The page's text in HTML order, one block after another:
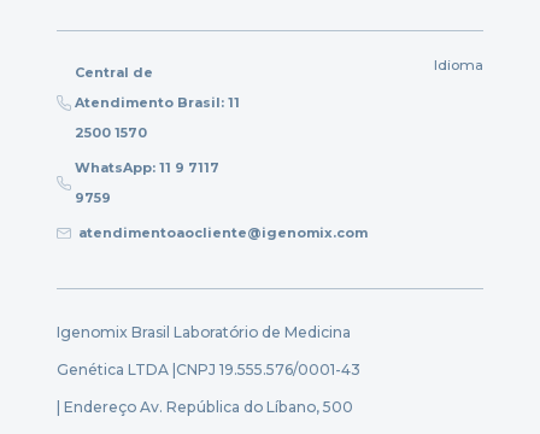
Central de
Atendimento Brasil: 11
2500 1570
WhatsApp: 11 9 7117
9759
atendimentoaocliente@igenomix.com
Idioma
Igenomix Brasil Laboratório de Medicina
Genética LTDA | CNPJ 19.555.576/0001-43
| Endereço Av. República do Líbano, 500